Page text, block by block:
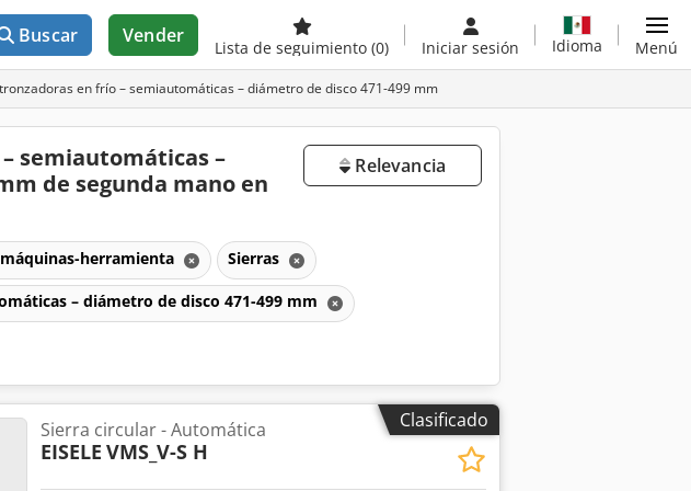
Buscar Vender
Lista de seguimiento (0) Iniciar sesión Idioma Menú
en frío – semiautomáticas – diámetro de disco 471-499 mm
semiautomáticas –
de segunda mano en
Relevancia
herramienta Sierras
– diámetro de disco 471-499 mm
Clasificado
Sierra circular - Automática
EISELE VMS_V-S H